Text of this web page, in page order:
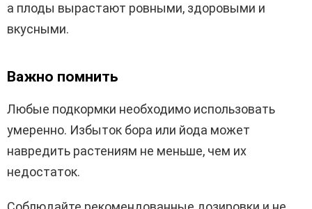
а плоды вырастают ровными, здоровыми и
вкусными.
Важно помнить
Любые подкормки необходимо использовать
умеренно. Избыток бора или йода может
навредить растениям не меньше, чем их
недостаток.